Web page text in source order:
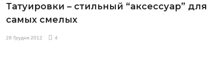
Татуировки – стильный “аксессуар” для
самых смелых
28 Грудня 2012 4